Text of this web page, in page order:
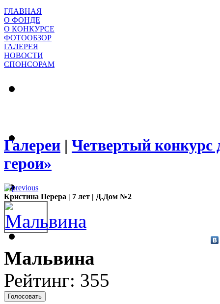
ГЛАВНАЯ
О ФОНДЕ
О КОНКУРСЕ
ФОТООБЗОР
ГАЛЕРЕЯ
НОВОСТИ
СПОНСОРАМ
Галереи | Четвертый конкурс
герои»
Кристина Перера | 7 лет | Д.Дом №2
Мальвина
Рейтинг: 355